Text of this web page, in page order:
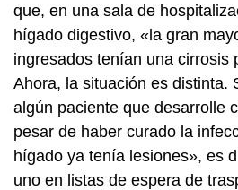
que, en una sala de
hígado digestivo, «la gran
ingresados tenían una cirrosis
Ahora, la situación es distinta.
algún paciente que desarrolle
pesar de haber curado la
hígado ya tenía lesiones», es
uno en listas de espera de